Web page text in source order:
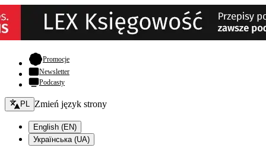
Promocje- otwiera się w nowej karcie
Newsletter
Podcasty
Zmień język - bieżący:
PL Zmień język strony
English (EN)
Українська (UA)